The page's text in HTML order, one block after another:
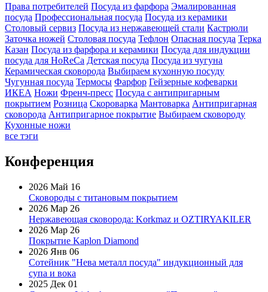
Права потребителей Посуда из фарфора Эмалированная
посуда Профессиональная посуда Посуда из керамики
Столовый сервиз Посуда из нержавеющей стали Кастрюли
Заточка ножей Столовая посуда Тефлон Опасная посуда Терка
Казан Посуда из фарфора и керамики Посуда для индукции
посуда для HoReCa Детская посуда Посуда из чугуна
Керамическая сковорода Выбираем кухонную посуду
Чугунная посуда Термосы Фарфор Гейзерные кофеварки
ИКЕА Ножи Френч-пресс Посуда с антипригарным
покрытием Розница Скороварка Мантоварка Антипригарная
сковорода Антипригарное покрытие Выбираем сковороду
Кухонные ножи
все тэги
Конференция
2026 Май 16
Сковороды с титановым покрытием
2026 Мар 26
Нержавеющая сковорода: Korkmaz и OZTIRYAKILER
2026 Мар 26
Покрытие Kaplon Diamond
2026 Янв 06
Сотейник "Нева металл посуда" индукционный для
супа и вока
2025 Дек 01